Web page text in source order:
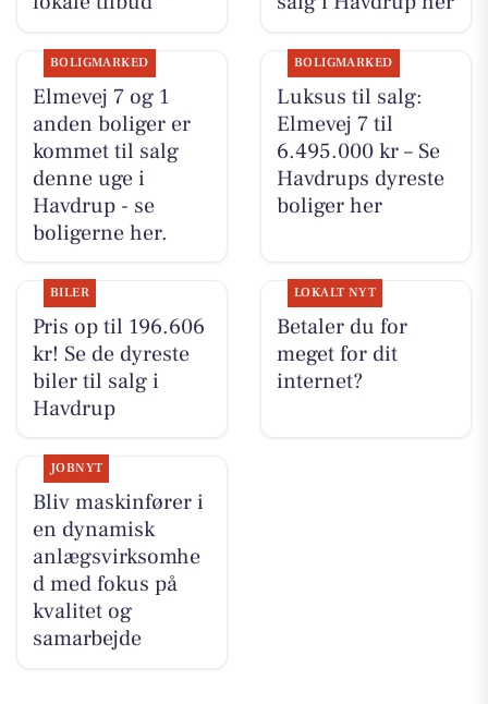
BOLIGMARKED
Elmevej 7 og 1
anden boliger er
kommet til salg
denne uge i
Havdrup - se
boligerne her.
BOLIGMARKED
Luksus til salg:
Elmevej 7 til
6.495.000 kr – Se
Havdrups dyreste
boliger her
BILER
Pris op til 196.606
kr! Se de dyreste
biler til salg i
Havdrup
LOKALT NYT
Betaler du for
meget for dit
internet?
JOBNYT
Bliv maskinfører i
en dynamisk
anlægsvirksomhe
d med fokus på
kvalitet og
samarbejde